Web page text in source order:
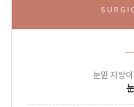
눈밑 지방